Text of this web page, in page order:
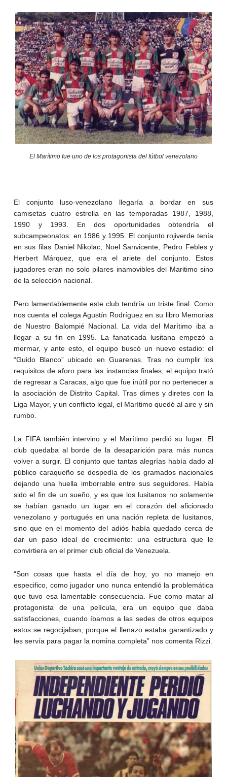
El Marítimo fue uno de los protagonista del fútbol venezolano
El conjunto luso-venezolano llegaría a bordar en sus
camisetas cuatro estrella en las temporadas 1987, 1988,
1990 y 1993. En dos oportunidades obtendría el
subcampeonatos: en 1986 y 1995. El conjunto rojiverde tenía
en sus filas Daniel Nikolac, Noel Sanvicente, Pedro Febles y
Herbert Márquez, que era el ariete del conjunto. Estos
jugadores eran no solo pilares inamovibles del Maritimo sino
de la selección nacional.
Pero lamentablemente este club tendría un triste final. Como
nos cuenta el colega Agustín Rodríguez en su libro Memorias
de Nuestro Balompié Nacional. La vida del Marítimo iba a
llegar a su fin en 1995. La fanaticada lusitana empezó a
mermar, y ante esto, el equipo buscó un nuevo estadio: el
“Guido Blanco” ubicado en Guarenas. Tras no cumplir los
requisitos de aforo para las instancias finales, el equipo trató
de regresar a Caracas, algo que fue inútil por no pertenecer a
la asociación de Distrito Capital. Tras dimes y diretes con la
Liga Mayor, y un conflicto legal, el Marítimo quedó al aire y sin
rumbo.
La FIFA también intervino y el Marítimo perdió su lugar. El
club quedaba al borde de la desaparición para más nunca
volver a surgir. El conjunto que tantas alegrías había dado al
público caraqueño se despedía de los gramados nacionales
dejando una huella imborrable entre sus seguidores. Había
sido el fin de un sueño, y es que los lusitanos no solamente
se habían ganado un lugar en el corazón del aficionado
venezolano y portugués en una nación repleta de lusitanos,
sino que en el momento del adiós había quedado cerca de
dar un paso ideal de crecimiento: una estructura que le
convirtiera en el primer club oficial de Venezuela.
“Son cosas que hasta el día de hoy, yo no manejo en
especifico, como jugador uno nunca entendió la problemática
que tuvo esa lamentable consecuencia. Fue como matar al
protagonista de una película, era un equipo que daba
satisfacciones, cuando íbamos a las sedes de otros equipos
estos se regocijaban, porque el llenazo estaba garantizado y
les servía para pagar la nomina completa” nos comenta Rizzi.